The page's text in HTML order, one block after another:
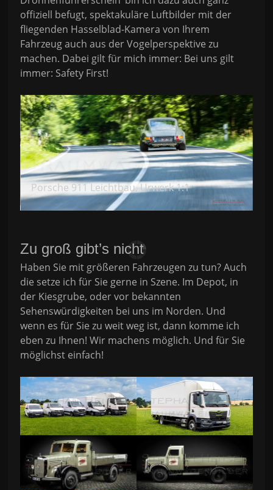
offiziell befugt, spektakuläre Luftbilder mit der
fliegenden Hasselblad-Kamera von Ihrem
Fahrzeug auch aus der Vogelperspektive zu
machen. Dabei gilt für mich immer: Bei uns gilt
immer: Safety First!
Porsche 911 Leichtbau, Urwerk 1:1
Zu groß gibt’s nicht
Haben Sie mit größeren Fahrzeugen zu tun? Auch
die setze ich für Sie gerne in Szene. Im Depot, in
der Kiesgrube, oder vor bekannten
Sehenswürdigkeiten bei uns im Norden. Und
wenn es für Sie zu weit weg ist, dann komme ich
eben zu Ihnen! Wir machens möglich. Und für Sie
möglichst einfach!